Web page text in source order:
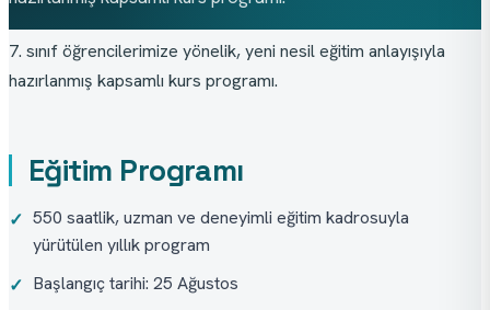
7. sınıf öğrencilerimize yönelik, yeni nesil eğitim anlayışıyla
hazırlanmış kapsamlı kurs programı.
Eğitim Programı
✓ 550 saatlik, uzman ve deneyimli eğitim kadrosuyla
yürütülen yıllık program
✓ Başlangıç tarihi: 25 Ağustos